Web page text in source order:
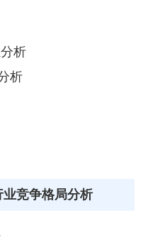
析
析
竞争格局分析